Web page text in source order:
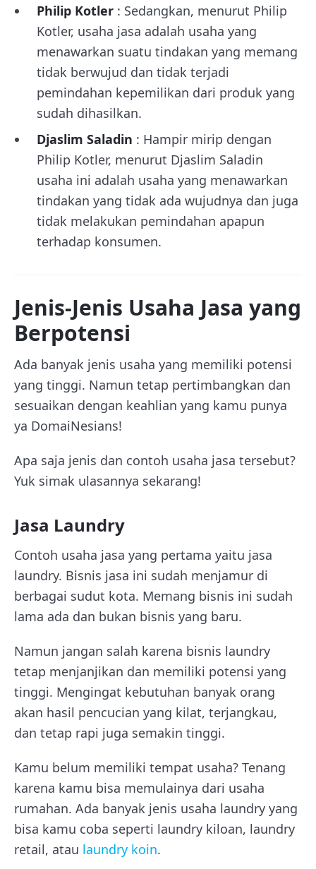
Philip Kotler : Sedangkan, menurut Philip
Kotler, usaha jasa adalah usaha yang
menawarkan suatu tindakan yang memang
tidak berwujud dan tidak terjadi
pemindahan kepemilikan dari produk yang
sudah dihasilkan.
Djaslim Saladin : Hampir mirip dengan
Philip Kotler, menurut Djaslim Saladin
usaha ini adalah usaha yang menawarkan
tindakan yang tidak ada wujudnya dan juga
tidak melakukan pemindahan apapun
terhadap konsumen.
Jenis-Jenis Usaha Jasa yang
Berpotensi
Ada banyak jenis usaha yang memiliki potensi
yang tinggi. Namun tetap pertimbangkan dan
sesuaikan dengan keahlian yang kamu punya
ya DomaiNesians!
Apa saja jenis dan contoh usaha jasa tersebut?
Yuk simak ulasannya sekarang!
Jasa Laundry
Contoh usaha jasa yang pertama yaitu jasa
laundry. Bisnis jasa ini sudah menjamur di
berbagai sudut kota. Memang bisnis ini sudah
lama ada dan bukan bisnis yang baru.
Namun jangan salah karena bisnis laundry
tetap menjanjikan dan memiliki potensi yang
tinggi. Mengingat kebutuhan banyak orang
akan hasil pencucian yang kilat, terjangkau,
dan tetap rapi juga semakin tinggi.
Kamu belum memiliki tempat usaha? Tenang
karena kamu bisa memulainya dari usaha
rumahan. Ada banyak jenis usaha laundry yang
bisa kamu coba seperti laundry kiloan, laundry
retail, atau laundry koin.